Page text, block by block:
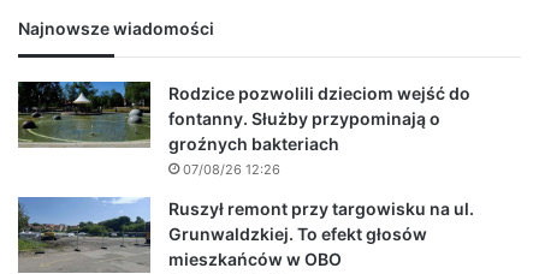
Najnowsze wiadomości
Rodzice pozwolili dzieciom wejść do
fontanny. Służby przypominają o
groźnych bakteriach
07/08/26 12:26
Ruszył remont przy targowisku na ul.
Grunwaldzkiej. To efekt głosów
mieszkańców w OBO